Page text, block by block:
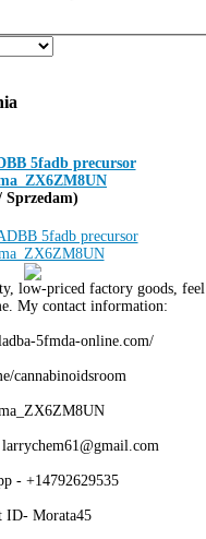
5fadb precursor
Sprzedam)
low-priced factory goods, feel
My contact information:
5fmda-online.com/
cannabinoidsroom
- +14792629535
ID- Morata45